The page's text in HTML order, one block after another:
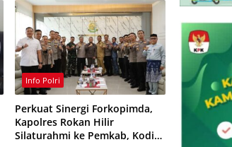
Info Polri
Perkuat Sinergi Forkopimda,
Kapolres Rokan Hilir
Silaturahmi ke Pemkab, Kodim